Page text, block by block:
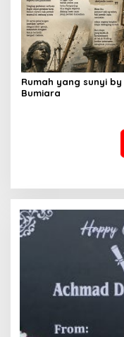
Rumah yang sunyi by
Bumiara